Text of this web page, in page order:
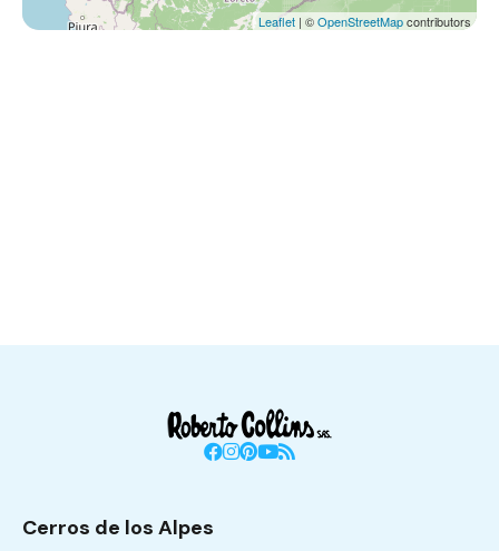
Leaflet | ©OpenStreetMapcontributors
Cerros de los Alpes